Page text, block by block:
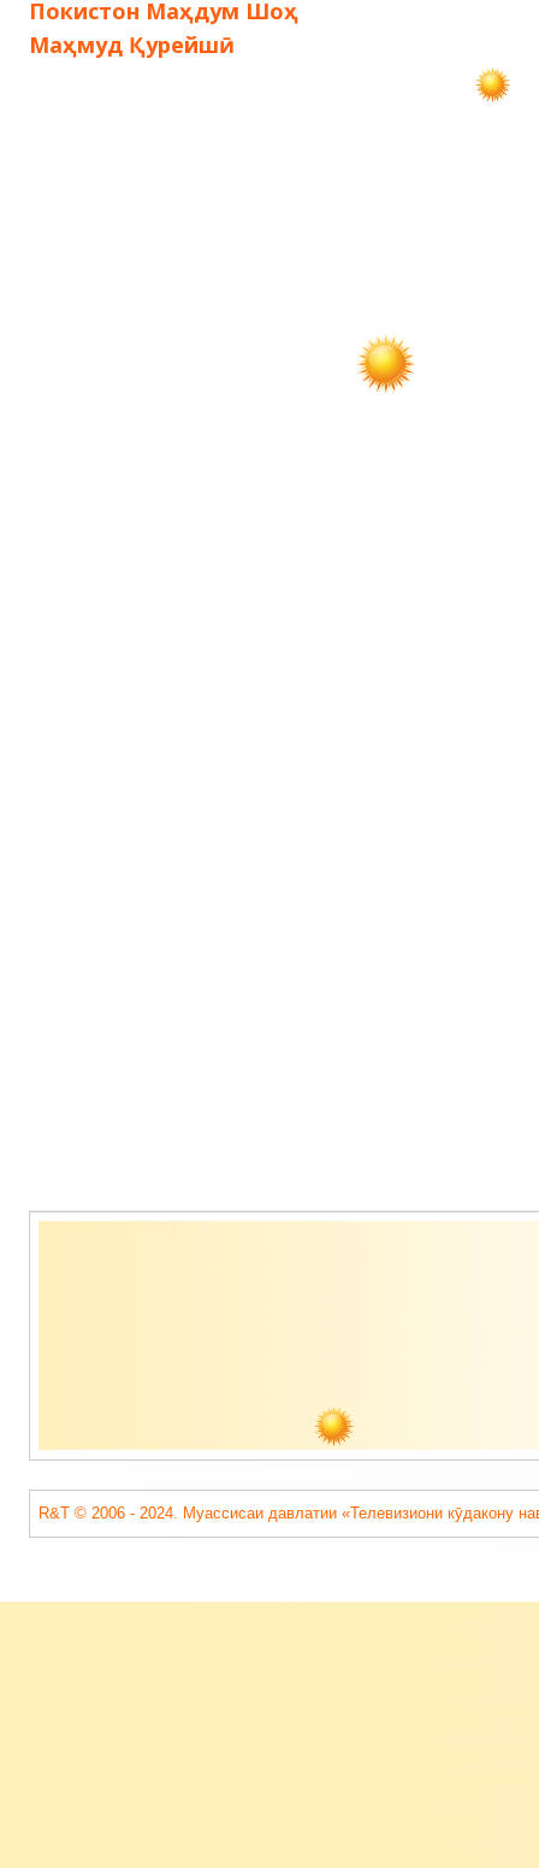
записям
Покистон Маҳдум Шоҳ
Маҳмуд Қурейшӣ
Содержимое
R&T © 2006 - 2024. Муассисаи давлатии «Телевизиони кӯдакону